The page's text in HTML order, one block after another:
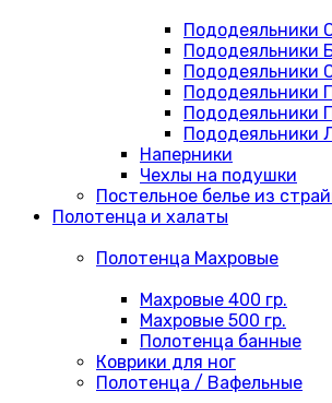
Пододеяльники
Пододеяльники
Пододеяльники
Пододеяльники
Пододеяльники
Пододеяльники
Наперники
Чехлы на подушки
Постельное белье из
Полотенца и халаты
Полотенца Махровые
Махровые 400 гр.
Махровые 500 гр.
Полотенца банные
Коврики для ног
Полотенца / Вафельные